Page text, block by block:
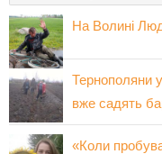
На Волині
Тернополяни
вже садять
«Коли